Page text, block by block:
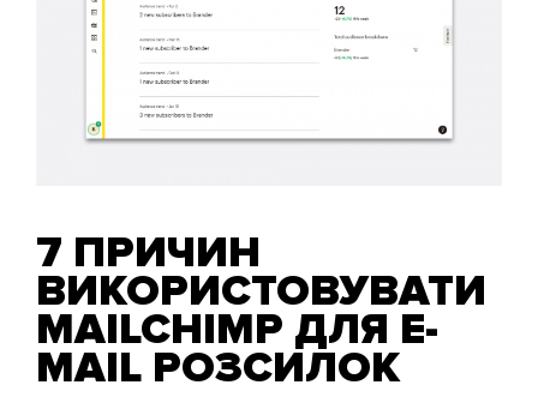
7 ПРИЧИН
ВИКОРИСТОВУВАТИ
MAILCHIMP ДЛЯ E-
MAIL РОЗСИЛОК